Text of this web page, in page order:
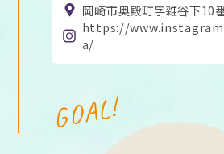
GOAL!
岡崎市奥殿町字雑谷下10
https://
a/